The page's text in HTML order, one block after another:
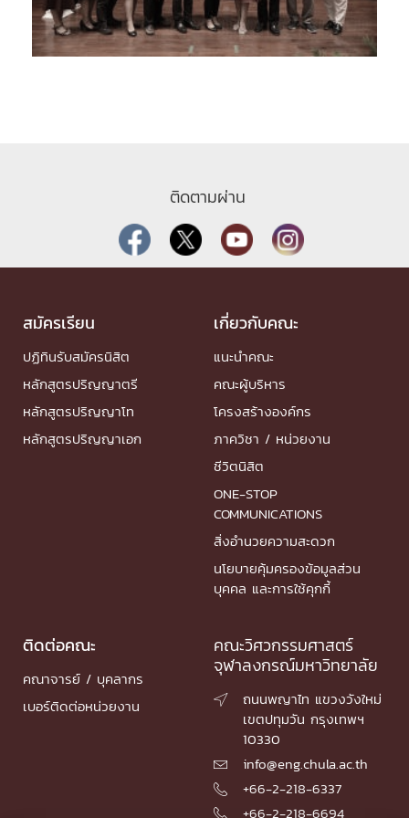
ติดตามผ่าน
สมัครเรียน
ปฏิทินรับสมัครนิสิต
หลักสูตรปริญญาตรี
หลักสูตรปริญญาโท
หลักสูตรปริญญาเอก
เกี่ยวกับคณะ
แนะนำคณะ
คณะผู้บริหาร
โครงสร้างองค์กร
ภาควิชา / หน่วยงาน
ชีวิตนิสิต
ONE-STOP
COMMUNICATIONS
สิ่งอำนวยความสะดวก
นโยบายคุ้มครองข้อมูลส่วน
บุคคล และการใช้คุกกี้
ติดต่อคณะ
คณาจารย์ / บุคลากร
เบอร์ติดต่อหน่วยงาน
คณะวิศวกรรมศาสตร์
จุฬาลงกรณ์มหาวิทยาลัย

ถนนพญาไท แขวงวังใหม่
เขตปทุมวัน กรุงเทพฯ
10330
 info@eng.chula.ac.th
 +66-2-218-6337
 +66-2-218-6694